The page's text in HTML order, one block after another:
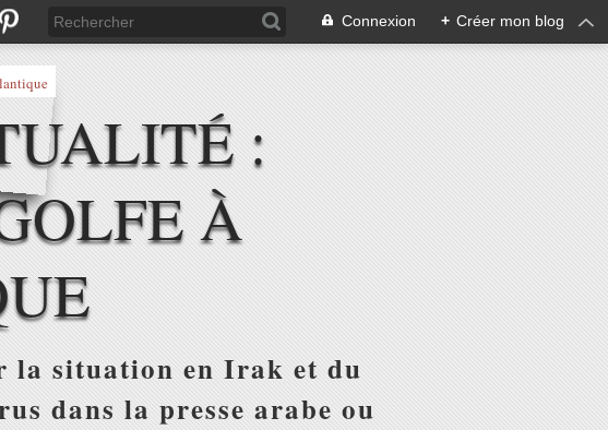
Connexion + Créer mon blog
:
À
la situation en Irak et du
dans la presse arabe ou